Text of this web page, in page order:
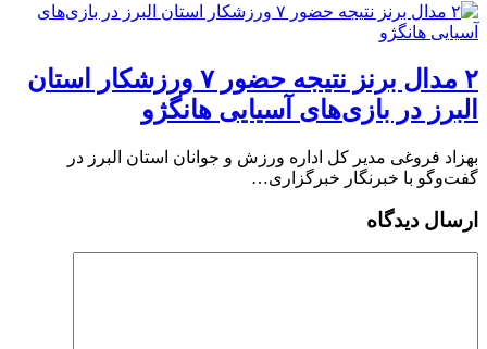
۲ مدال برنز نتیجه حضور ۷ ورزشکار استان
البرز در بازی‌های آسیایی هانگژو
بهزاد فروغی مدیر کل اداره ورزش و جوانان استان البرز در
گفت‌وگو با خبرنگار خبرگزاری…
ارسال دیدگاه